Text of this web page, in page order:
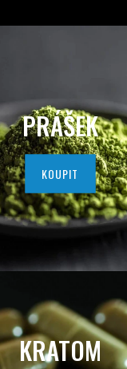
PRÁŠEK
KOUPIT
KRATOM